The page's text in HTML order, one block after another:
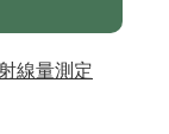
線量測定